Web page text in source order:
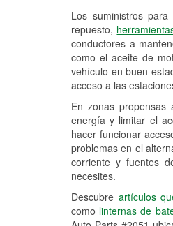
Los suministros
repuesto,
conductores a
como el aceite de
vehículo en buen
acceso a las
En zonas
energía y limitar el
hacer funcionar
problemas en el
corriente y fuentes
necesites.
Descubre artículos
como linternas de